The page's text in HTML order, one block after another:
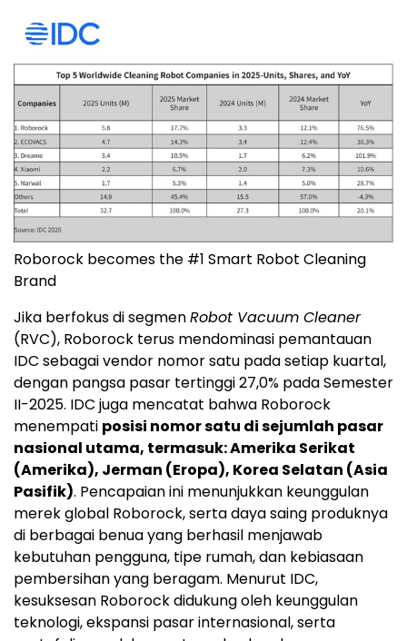
Roborock becomes the #1 Smart Robot Cleaning
Brand
Jika berfokus di segmenRobot Vacuum Cleaner
(RVC), Roborock terus mendominasi pemantauan
IDC sebagai vendor nomor satu pada setiap kuartal,
dengan pangsa pasar tertinggi 27,0% pada Semester
II-2025. IDC juga mencatat bahwa Roborock
menempati posisi nomor satu di sejumlah pasar
nasional utama, termasuk: Amerika Serikat
(Amerika), Jerman (Eropa), Korea Selatan (Asia
Pasifik). Pencapaian ini menunjukkan keunggulan
merek global Roborock, serta daya saing produknya
di berbagai benua yang berhasil menjawab
kebutuhan pengguna, tipe rumah, dan kebiasaan
pembersihan yang beragam. Menurut IDC,
kesuksesan Roborock didukung oleh keunggulan
teknologi, ekspansi pasar internasional, serta